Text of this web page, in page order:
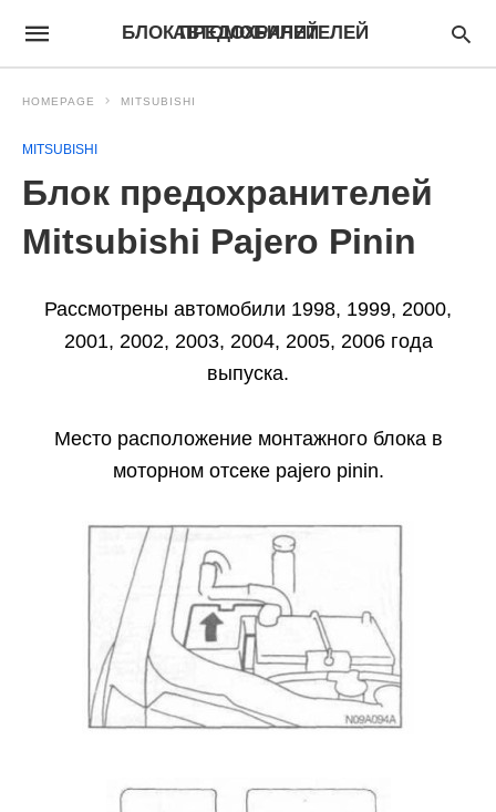
БЛОК ПРЕДОХРАНИТЕЛЕЙ АВТОМОБИЛЕЙ
HOMEPAGE MITSUBISHI
MITSUBISHI
Блок предохранителей
Mitsubishi Pajero Pinin
Рассмотрены автомобили 1998, 1999, 2000,
2001, 2002, 2003, 2004, 2005, 2006 года
выпуска.
Место расположение монтажного блока в
моторном отсеке pajero pinin.